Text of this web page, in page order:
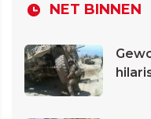
NET BINNEN